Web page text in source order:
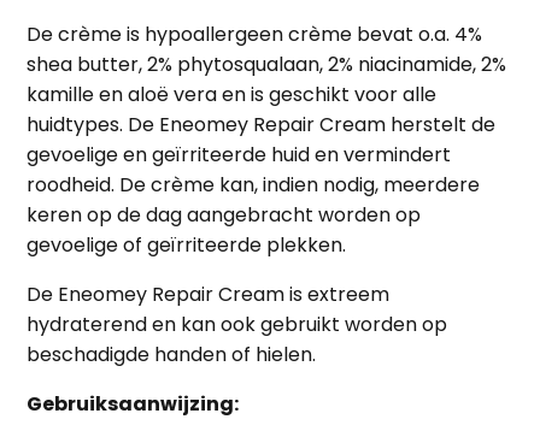
De crème is hypoallergeen crème bevat o.a. 4%
shea butter, 2% phytosqualaan, 2% niacinamide, 2%
kamille en aloë vera en is geschikt voor alle
huidtypes. De Eneomey Repair Cream herstelt de
gevoelige en geïrriteerde huid en vermindert
roodheid. De crème kan, indien nodig, meerdere
keren op de dag aangebracht worden op
gevoelige of geïrriteerde plekken.
De Eneomey Repair Cream is extreem
hydraterend en kan ook gebruikt worden op
beschadigde handen of hielen.
Gebruiksaanwijzing: